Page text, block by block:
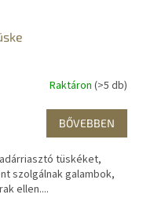
Raktáron (>5 db)
BŐVEBBEN
tüskéket,
szolgálnak galambok,
ellen....